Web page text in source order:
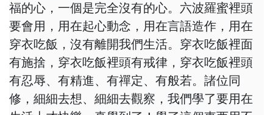
福的心，一個是完全沒有的心。六波羅蜜裡頭
要會用，用在起心動念，用在言語造作，用在
穿衣吃飯，沒有離開我們生活。穿衣吃飯裡面
有施捨，穿衣吃飯裡頭有戒律，穿衣吃飯裡頭
有忍辱、有精進、有禪定、有般若。諸位同
修，細細去想、細細去觀察，我們學了要用在